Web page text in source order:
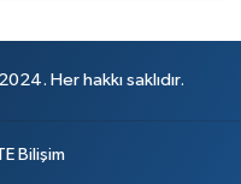
Her hakkı saklıdır.
Bilişim